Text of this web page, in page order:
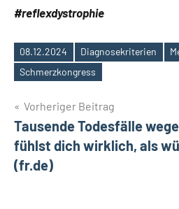
#reflexdystrophie
Schlagwörter
08.12.2024 Diagnosekriterien
Schmerzkongress
Beitragsnavigation
Vorheriger Beitrag
Tausende Todesfälle
fühlst dich wirklich, als
(fr.de)